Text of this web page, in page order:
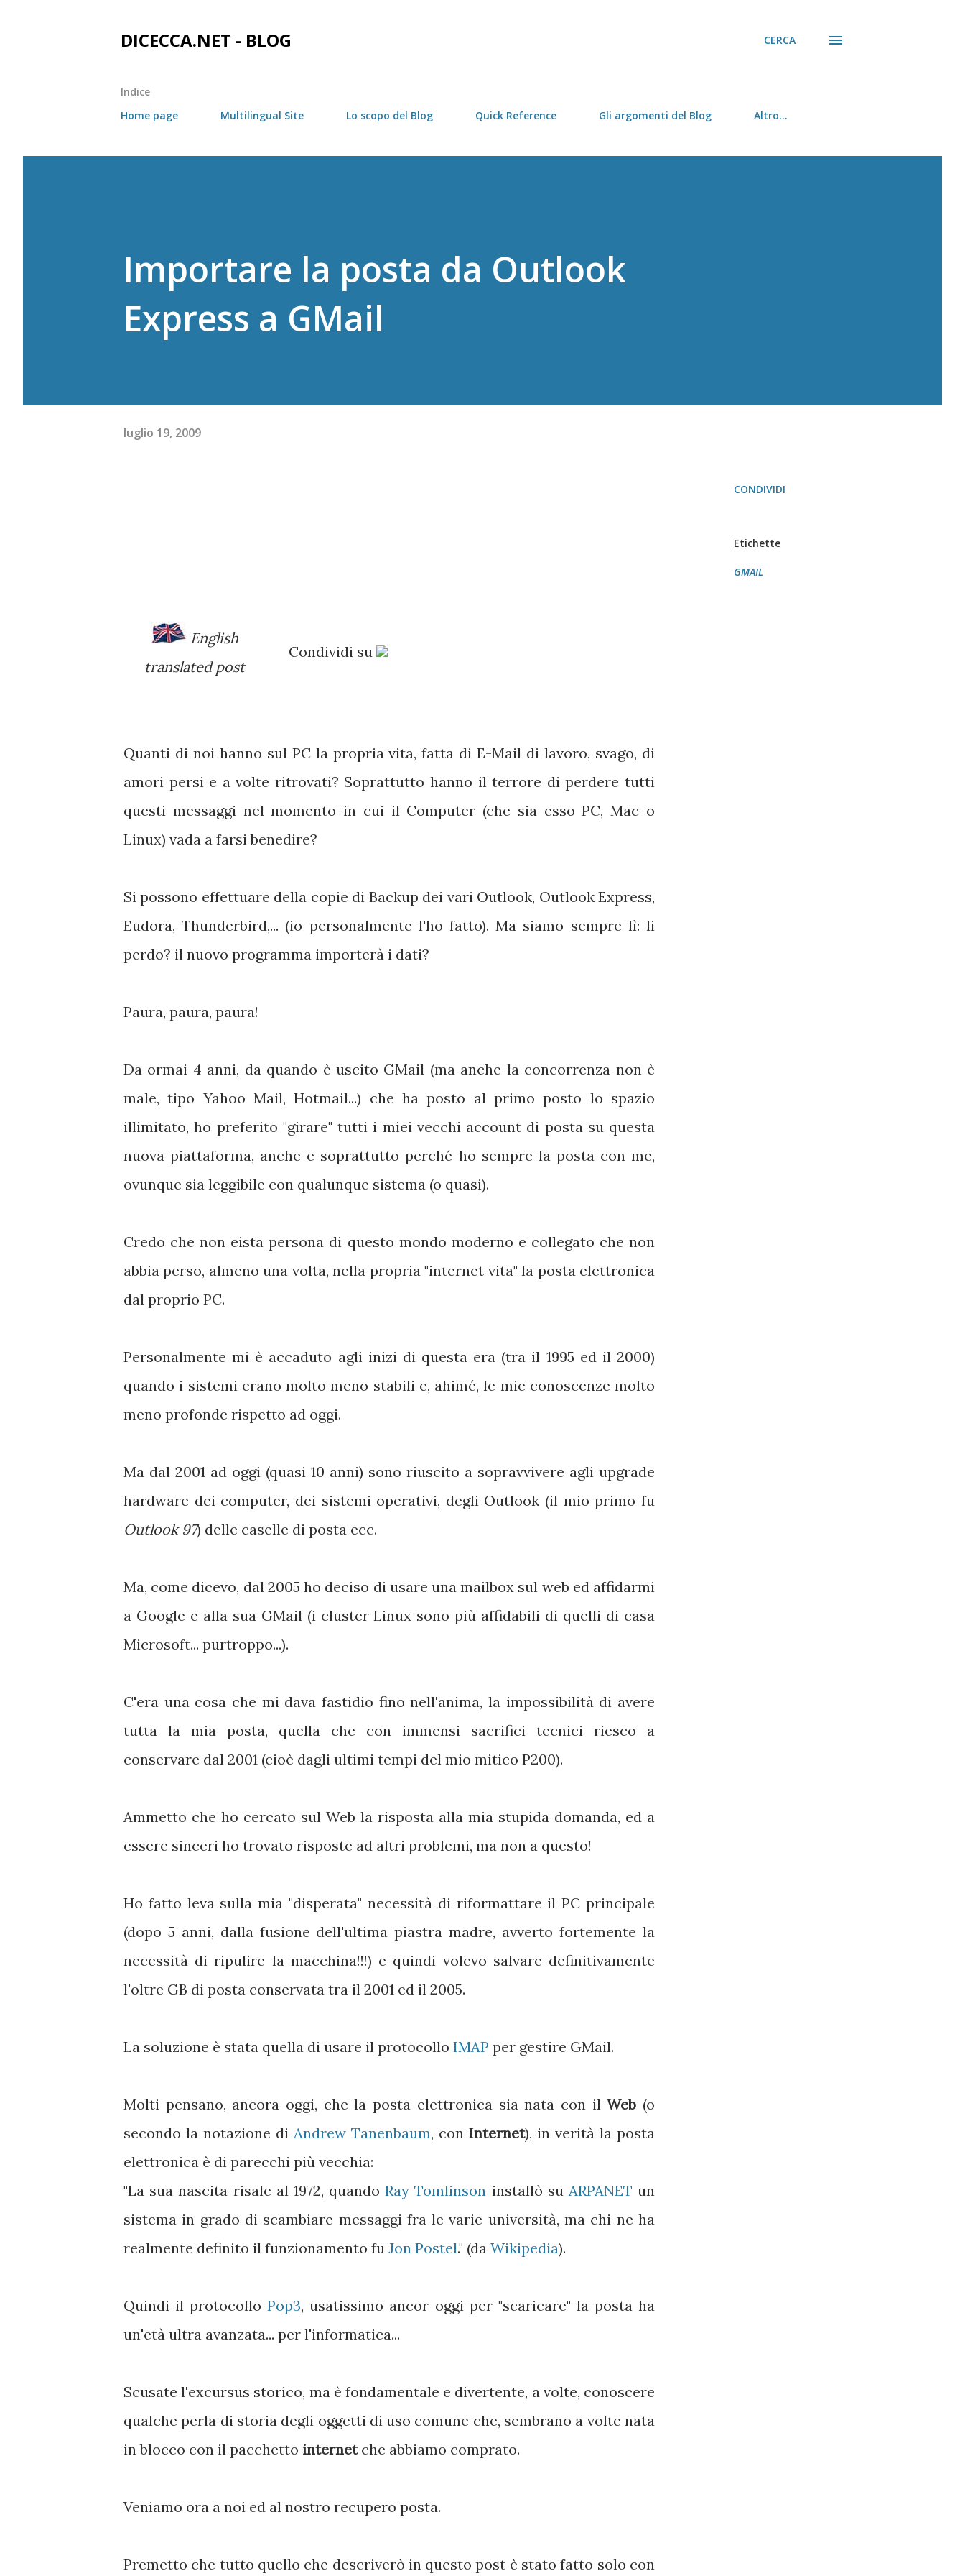
DICECCA.NET - BLOG CERCA
Indice
Home page
Multilingual Site Lo scopo del Blog Quick Reference Gli argomenti del Blog Altro…
Importare la posta da Outlook
Express a GMail
luglio 19, 2009
English
translated post
Condividi su
Quanti di noi hanno sul PC la propria vita, fatta di E-Mail di lavoro, svago, di
amori persi e a volte ritrovati? Soprattutto hanno il terrore di perdere tutti
questi messaggi nel momento in cui il Computer (che sia esso PC, Mac o
Linux) vada a farsi benedire?
Si possono effettuare della copie di Backup dei vari Outlook, Outlook Express,
Eudora, Thunderbird,... (io personalmente l'ho fatto). Ma siamo sempre lì: li
perdo? il nuovo programma importerà i dati?
Paura, paura, paura!
Da ormai 4 anni, da quando è uscito GMail (ma anche la concorrenza non è
male, tipo Yahoo Mail, Hotmail...) che ha posto al primo posto lo spazio
illimitato, ho preferito "girare" tutti i miei vecchi account di posta su questa
nuova piattaforma, anche e soprattutto perché ho sempre la posta con me,
ovunque sia leggibile con qualunque sistema (o quasi).
Credo che non eista persona di questo mondo moderno e collegato che non
abbia perso, almeno una volta, nella propria "internet vita" la posta elettronica
dal proprio PC.
Personalmente mi è accaduto agli inizi di questa era (tra il 1995 ed il 2000)
quando i sistemi erano molto meno stabili e, ahimé, le mie conoscenze molto
meno profonde rispetto ad oggi.
Ma dal 2001 ad oggi (quasi 10 anni) sono riuscito a sopravvivere agli upgrade
hardware dei computer, dei sistemi operativi, degli Outlook (il mio primo fu
Outlook 97) delle caselle di posta ecc.
Ma, come dicevo, dal 2005 ho deciso di usare una mailbox sul web ed affidarmi
a Google e alla sua GMail (i cluster Linux sono più affidabili di quelli di casa
Microsoft... purtroppo...).
C'era una cosa che mi dava fastidio fino nell'anima, la impossibilità di avere
tutta la mia posta, quella che con immensi sacrifici tecnici riesco a
conservare dal 2001 (cioè dagli ultimi tempi del mio mitico P200).
Ammetto che ho cercato sul Web la risposta alla mia stupida domanda, ed a
essere sinceri ho trovato risposte ad altri problemi, ma non a questo!
Ho fatto leva sulla mia "disperata" necessità di riformattare il PC principale
(dopo 5 anni, dalla fusione dell'ultima piastra madre, avverto fortemente la
necessità di ripulire la macchina!!!) e quindi volevo salvare definitivamente
l'oltre GB di posta conservata tra il 2001 ed il 2005.
La soluzione è stata quella di usare il protocollo IMAP per gestire GMail.
Molti pensano, ancora oggi, che la posta elettronica sia nata con ilWeb (o
secondo la notazione di Andrew Tanenbaum, con Internet), in verità la posta
elettronica è di parecchi più vecchia:
"La sua nascita risale al 1972, quandoRay Tomlinson installò su ARPANET un
sistema in grado di scambiare messaggi fra le varie università, ma chi ne ha
realmente definito il funzionamento fu Jon Postel." (da Wikipedia).
Quindi il protocolloPop3, usatissimo ancor oggi per "scaricare" la posta ha
un'età ultra avanzata... per l'informatica...
Scusate l'excursus storico, ma è fondamentale e divertente, a volte, conoscere
qualche perla di storia degli oggetti di uso comune che, sembrano a volte nata
in blocco con il pacchetto internetche abbiamo comprato.
Veniamo ora a noi ed al nostro recupero posta.
Premetto che tutto quello che descriverò in questo post è stato fatto solo con
CONDIVIDI
Etichette
GMAIL